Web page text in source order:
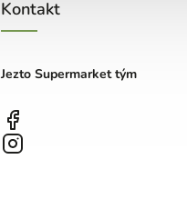
Kontakt
Jezto Supermarket tým